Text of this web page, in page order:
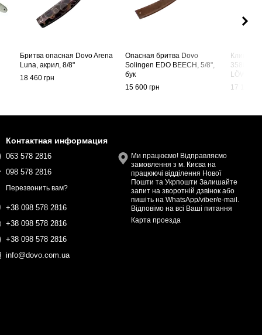
Бритва опасная Dovo Arena
Luna, акрил, 8/8"
18 460 грн
Опасная бритва Dovo
Solingen EDO BEECH, 5/8",
бук
15 600 грн
3580
LÖWE 5/
17 160
Контактная информация
063 578 2816
098 578 2816
Перезвонить вам?
+38 098 578 2816
+38 098 578 2816
+38 098 578 2816
info@dovo.com.ua
Ми працюємо! Відправляємо
замовлення з м. Києва на
працюючі відділення Нової
Пошти та Укрпошти Залишайте
запит на зворотній дзвінок або
пишіть на WhatsApp/viber/e-mail.
Відповімо на всі Ваші питання
Карта проезда